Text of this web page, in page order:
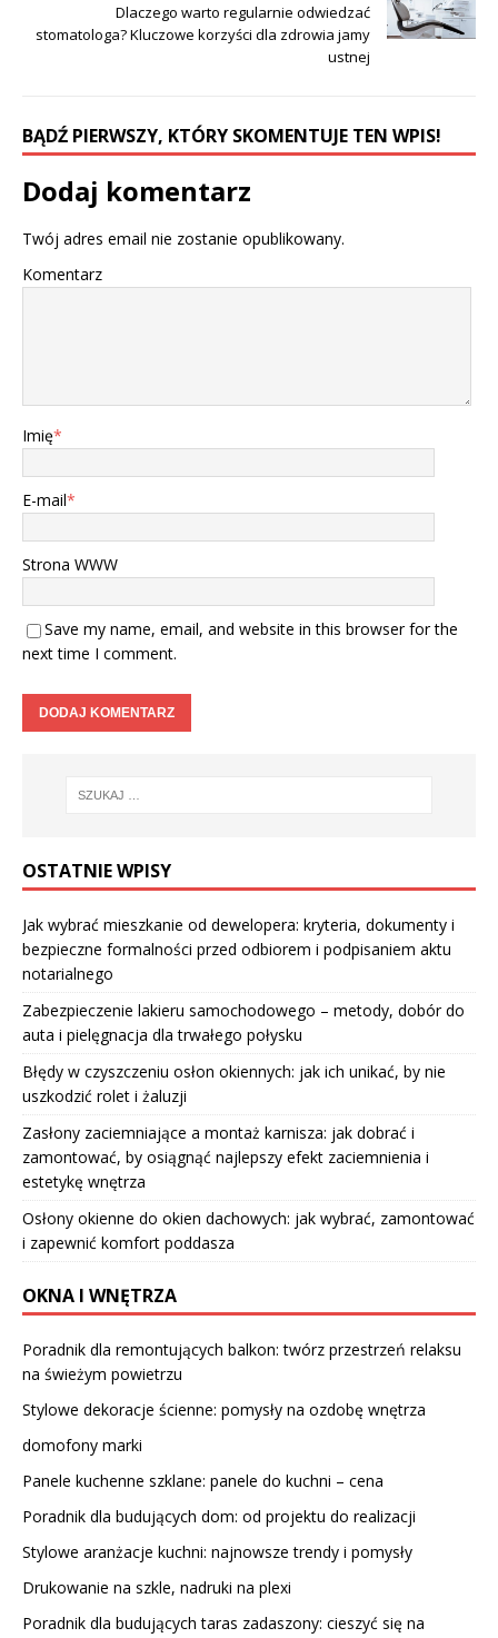
Dlaczego warto regularnie odwiedzać
stomatologa? Kluczowe korzyści dla zdrowia jamy
ustnej
BĄDŹ PIERWSZY, KTÓRY SKOMENTUJE TEN WPIS!
Dodaj komentarz
Twój adres email nie zostanie opublikowany.
Komentarz
Imię*
E-mail*
Strona WWW
Save my name, email, and website in this browser for the
next time I comment.
OSTATNIE WPISY
Jak wybrać mieszkanie od dewelopera: kryteria, dokumenty i
bezpieczne formalności przed odbiorem i podpisaniem aktu
notarialnego
Zabezpieczenie lakieru samochodowego – metody, dobór do
auta i pielęgnacja dla trwałego połysku
Błędy w czyszczeniu osłon okiennych: jak ich unikać, by nie
uszkodzić rolet i żaluzji
Zasłony zaciemniające a montaż karnisza: jak dobrać i
zamontować, by osiągnąć najlepszy efekt zaciemnienia i
estetykę wnętrza
Osłony okienne do okien dachowych: jak wybrać, zamontować
i zapewnić komfort poddasza
OKNA I WNĘTRZA
Poradnik dla remontujących balkon: twórz przestrzeń relaksu
na świeżym powietrzu
Stylowe dekoracje ścienne: pomysły na ozdobę wnętrza
domofony marki
Panele kuchenne szklane: panele do kuchni – cena
Poradnik dla budujących dom: od projektu do realizacji
Stylowe aranżacje kuchni: najnowsze trendy i pomysły
Drukowanie na szkle, nadruki na plexi
Poradnik dla budujących taras zadaszony: cieszyć się na